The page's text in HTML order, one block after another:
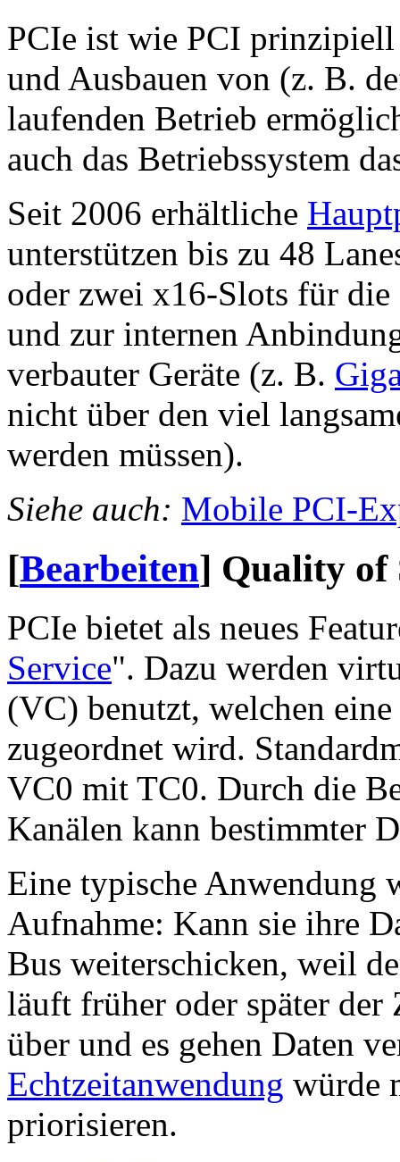
PCIe ist wie PCI
und Ausbauen von (z. B.
laufenden Betrieb
auch das Betriebssystem
Seit 2006 erhältliche
unterstützen bis zu 48
oder zwei x16-Slots für
und zur internen
verbauter Geräte (z. B.
nicht über den viel
werden müssen).
Siehe auch: Mobile PCI-
[Bearbeiten] Quality of
PCIe bietet als neues
Service". Dazu werden
(VC) benutzt, welchen
zugeordnet wird.
VC0 mit TC0. Durch die
Kanälen kann bestimmter
Eine typische Anwendung
Aufnahme: Kann sie ihre
Bus weiterschicken, weil
läuft früher oder später der
über und es gehen Daten
Echtzeitanwendung würde
priorisieren.